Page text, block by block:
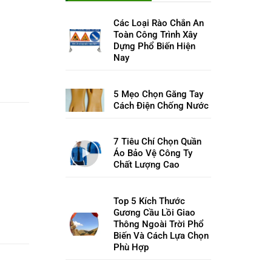
Các Loại Rào Chắn An
Toàn Công Trình Xây
Dựng Phổ Biến Hiện
Nay
5 Mẹo Chọn Găng Tay
Cách Điện Chống Nước
7 Tiêu Chí Chọn Quần
Áo Bảo Vệ Công Ty
Chất Lượng Cao
Top 5 Kích Thước
Gương Cầu Lồi Giao
Thông Ngoài Trời Phổ
Biến Và Cách Lựa Chọn
Phù Hợp